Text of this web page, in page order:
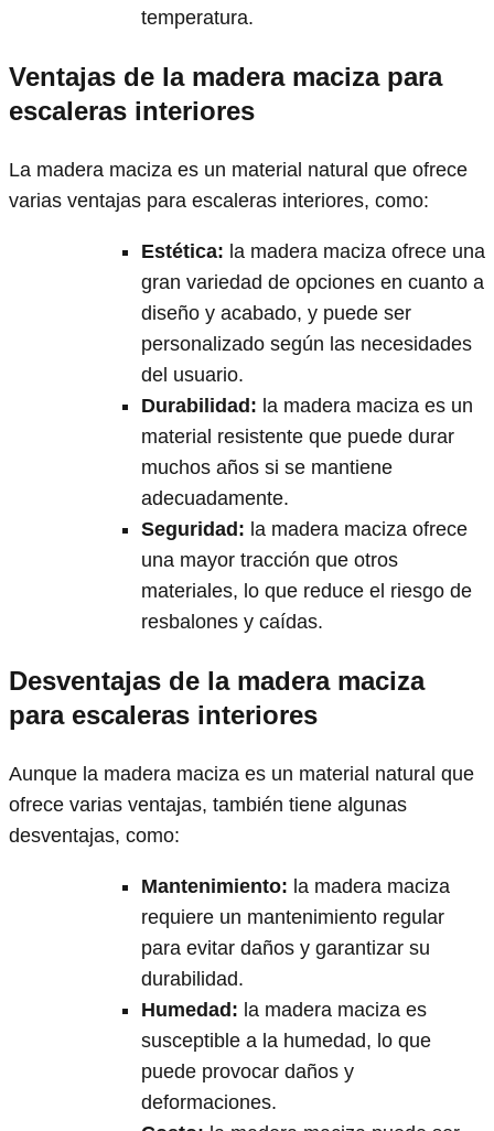
temperatura.
Ventajas de la madera maciza para
escaleras interiores
La madera maciza es un material natural que ofrece
varias ventajas para escaleras interiores, como:
Estética: la madera maciza ofrece una
gran variedad de opciones en cuanto a
diseño y acabado, y puede ser
personalizado según las necesidades
del usuario.
Durabilidad : la madera maciza es un
material resistente que puede durar
muchos años si se mantiene
adecuadamente.
Seguridad : la madera maciza ofrece
una mayor tracción que otros
materiales, lo que reduce el riesgo de
resbalones y caídas.
Desventajas de la madera maciza
para escaleras interiores
Aunque la madera maciza es un material natural que
ofrece varias ventajas, también tiene algunas
desventajas, como:
Mantenimiento: la madera maciza
requiere un mantenimiento regular
para evitar daños y garantizar su
durabilidad.
Humedad : la madera maciza es
susceptible a la humedad, lo que
puede provocar daños y
deformaciones.